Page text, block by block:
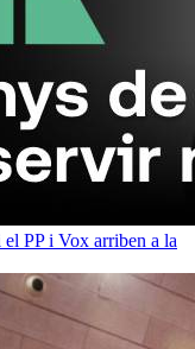
PP i Vox arriben a la